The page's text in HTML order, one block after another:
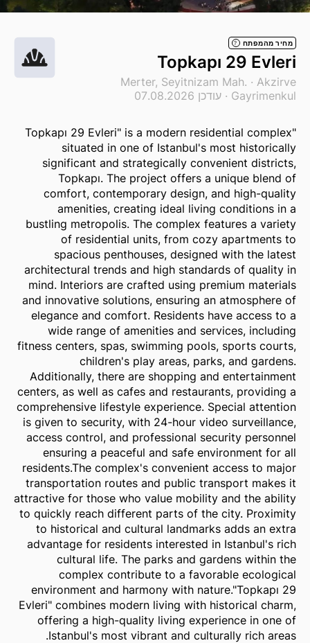
מחיר מהמפתח ?
Topkapı 29 Evleri
Merter, Seyitnizam Mah. · Akzirve
Gayrimenkul · עודכן 07.08.2026
"Topkapı 29 Evleri" is a modern residential complex
situated in one of Istanbul's most historically
significant and strategically convenient districts,
Topkapı. The project offers a unique blend of
comfort, contemporary design, and high-quality
amenities, creating ideal living conditions in a
bustling metropolis. The complex features a variety
of residential units, from cozy apartments to
spacious penthouses, designed with the latest
architectural trends and high standards of quality in
mind. Interiors are crafted using premium materials
and innovative solutions, ensuring an atmosphere of
elegance and comfort. Residents have access to a
wide range of amenities and services, including
fitness centers, spas, swimming pools, sports courts,
children's play areas, parks, and gardens.
Additionally, there are shopping and entertainment
centers, as well as cafes and restaurants, providing a
comprehensive lifestyle experience. Special attention
is given to security, with 24-hour video surveillance,
access control, and professional security personnel
ensuring a peaceful and safe environment for all
residents.The complex's convenient access to major
transportation routes and public transport makes it
attractive for those who value mobility and the ability
to quickly reach different parts of the city. Proximity
to historical and cultural landmarks adds an extra
advantage for residents interested in Istanbul's rich
cultural life. The parks and gardens within the
complex contribute to a favorable ecological
environment and harmony with nature."Topkapı 29
Evleri" combines modern living with historical charm,
offering a high-quality living experience in one of
Istanbul's most vibrant and culturally rich areas.